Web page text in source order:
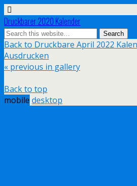
Druckbarer 2020 Kalender
Back to Druckbare April 2022
Ausdrucken
« previous in gallery
Back to top
mobile desktop